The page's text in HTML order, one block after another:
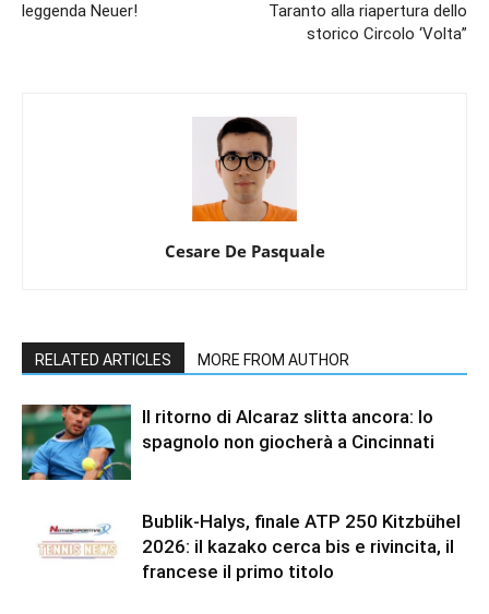
leggenda Neuer!
Taranto alla riapertura dello
storico Circolo ‘Volta”
Cesare De Pasquale
RELATED ARTICLES MORE FROM AUTHOR
Il ritorno di Alcaraz slitta ancora: lo
spagnolo non giocherà a Cincinnati
Bublik-Halys, finale ATP 250 Kitzbühel
2026: il kazako cerca bis e rivincita, il
francese il primo titolo